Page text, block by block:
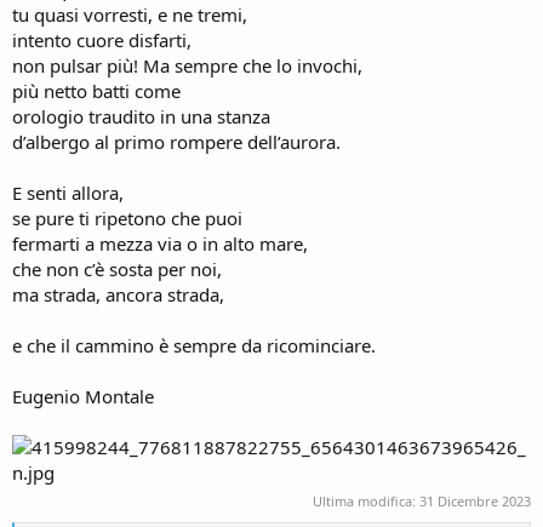
tu quasi vorresti, e ne tremi,
intento cuore disfarti,
non pulsar più! Ma sempre che lo invochi,
più netto batti come
orologio traudito in una stanza
d’albergo al primo rompere dell’aurora.
E senti allora,
se pure ti ripetono che puoi
fermarti a mezza via o in alto mare,
che non c’è sosta per noi,
ma strada, ancora strada,
e che il cammino è sempre da ricominciare.
Eugenio Montale
Ultima modifica: 31 Dicembre 2023